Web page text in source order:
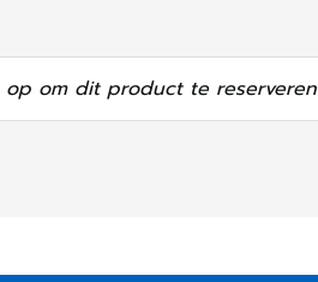
op om dit product te reserveren